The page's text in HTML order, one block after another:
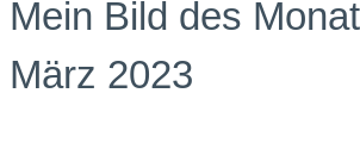
Mein Bild des
März 2023